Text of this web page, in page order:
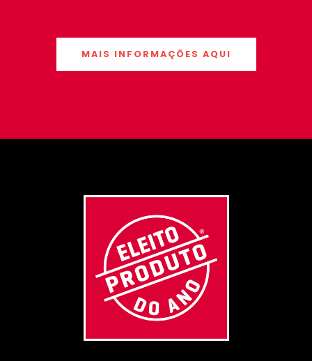
MAIS INFORMAÇÕES AQUI